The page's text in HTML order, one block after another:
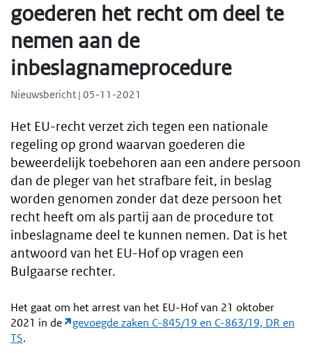
goederen het recht om deel te
nemen aan de
inbeslagnameprocedure
Nieuwsbericht | 05-11-2021
Het EU-recht verzet zich tegen een nationale
regeling op grond waarvan goederen die
beweerdelijk toebehoren aan een andere persoon
dan de pleger van het strafbare feit, in beslag
worden genomen zonder dat deze persoon het
recht heeft om als partij aan de procedure tot
inbeslagname deel te kunnen nemen. Dat is het
antwoord van het EU-Hof op vragen een
Bulgaarse rechter.
Het gaat om het arrest van het EU-Hof van 21 oktober
2021 in de
gevoegde zaken C-845/19 en C-863/19, DR en
TS.